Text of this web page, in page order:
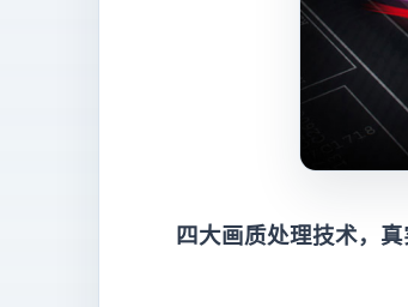
四大画质处理技术，真